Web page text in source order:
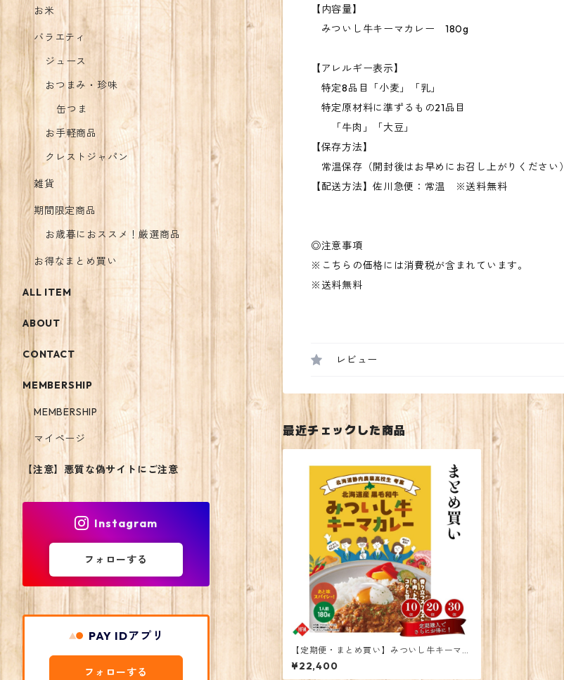
【内容量】
みついし牛キーマカレー 180g
【アレルギー表示】
特定8品目「小麦」「乳」
特定原材料に準ずるもの21品目
「牛肉」「大豆」
【保存方法】
常温保存（開封後はお早めにお召し上がりください）
【配送方法】佐川急便：常温 ※送料無料
◎注意事項
※こちらの価格には消費税が含まれています。
※送料無料
レビュー
最近チェックした商品
【定期便・まとめ買い】みついし牛キーマカ
レー 30個
¥22,400
お米
バラエティ
ジュース
おつまみ・珍味
缶つま
お手軽商品
クレストジャパン
雑貨
期間限定商品
お歳暮におススメ！厳選商品
お得なまとめ買い
ALL ITEM
ABOUT
CONTACT
MEMBERSHIP
MEMBERSHIP
マイページ
【注意】悪質な偽サイトにご注意
Instagram
フォローする
PAY IDアプリ
フォローする